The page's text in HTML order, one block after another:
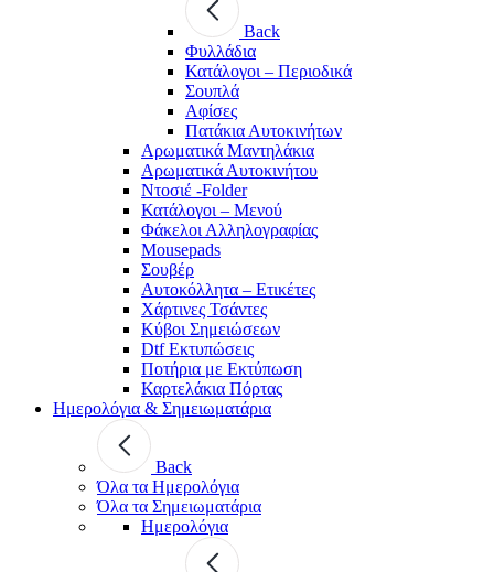
Back
Φυλλάδια
Κατάλογοι – Περιοδικά
Σουπλά
Αφίσες
Πατάκια Αυτοκινήτων
Αρωματικά Μαντηλάκια
Αρωματικά Αυτοκινήτου
Ντοσιέ -Folder
Κατάλογοι – Μενού
Φάκελοι Αλληλογραφίας
Mousepads
Σουβέρ
Αυτοκόλλητα – Ετικέτες
Χάρτινες Τσάντες
Κύβοι Σημειώσεων
Dtf Εκτυπώσεις
Ποτήρια με Εκτύπωση
Καρτελάκια Πόρτας
Ημερολόγια & Σημειωματάρια
Back
Όλα τα Ημερολόγια
Όλα τα Σημειωματάρια
Ημερολόγια